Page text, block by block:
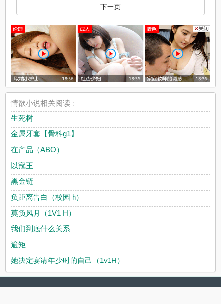
下一页
情欲小说相关阅读：
生死树
金属牙套【骨科g1】
在产品（ABO）
以寇王
黑金链
负距离告白（校园 h）
莫负风月（1V1 H）
我们到底什么关系
逾矩
她决定宴请年少时的自己（1v1H）